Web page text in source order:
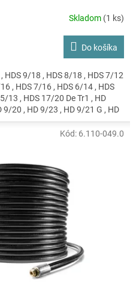
Skladom (1 ks)
Do košíka
HDS 9/18 , HDS 8/18 , HDS 7/12
, HDS 7/16 , HDS 6/14 , HDS
13 , HDS 17/20 De Tr1 , HD
20 , HD 9/23 , HD 9/21 G , HD
, HD 7/16 , HD 7/17 , HD 6/13 ,
, HD 6/15 , HD 5/17 , HD 5/15 ,
Kód: 6.110-049.0